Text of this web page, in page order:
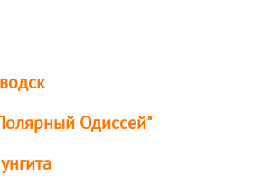
Одиссей"